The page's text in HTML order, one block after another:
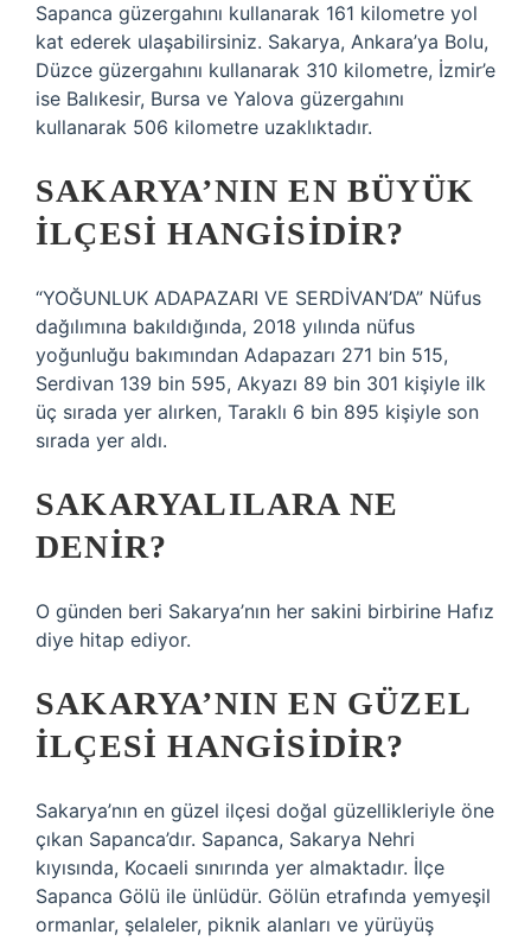
Sapanca güzergahını kullanarak 161 kilometre yol
kat ederek ulaşabilirsiniz. Sakarya, Ankara’ya Bolu,
Düzce güzergahını kullanarak 310 kilometre, İzmir’e
ise Balıkesir, Bursa ve Yalova güzergahını
kullanarak 506 kilometre uzaklıktadır.
SAKARYA’NIN EN BÜYÜK
ILÇESI HANGISIDIR?
“YOĞUNLUK ADAPAZARI VE SERDİVAN’DA” Nüfus
dağılımına bakıldığında, 2018 yılında nüfus
yoğunluğu bakımından Adapazarı 271 bin 515,
Serdivan 139 bin 595, Akyazı 89 bin 301 kişiyle ilk
üç sırada yer alırken, Taraklı 6 bin 895 kişiyle son
sırada yer aldı.
SAKARYALILARA NE
DENIR?
O günden beri Sakarya’nın her sakini birbirine Hafız
diye hitap ediyor.
SAKARYA’NIN EN GÜZEL
ILÇESI HANGISIDIR?
Sakarya’nın en güzel ilçesi doğal güzellikleriyle öne
çıkan Sapanca’dır. Sapanca, Sakarya Nehri
kıyısında, Kocaeli sınırında yer almaktadır. İlçe
Sapanca Gölü ile ünlüdür. Gölün etrafında yemyeşil
ormanlar, şelaleler, piknik alanları ve yürüyüş